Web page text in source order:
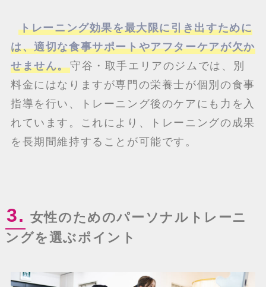
トレーニング効果を最大限に引き出すために
は、適切な食事サポートやアフターケアが欠か
せません。守谷・取手エリアのジムでは、別
料金にはなりますが専門の栄養士が個別の食事
指導を行い、トレーニング後のケアにも力を入
れています。これにより、トレーニングの成果
を長期間維持することが可能です。
3. 女性のためのパーソナルトレーニ
ングを選ぶポイント